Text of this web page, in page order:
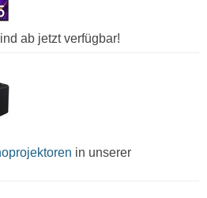
ab jetzt verfügbar!
in unserer